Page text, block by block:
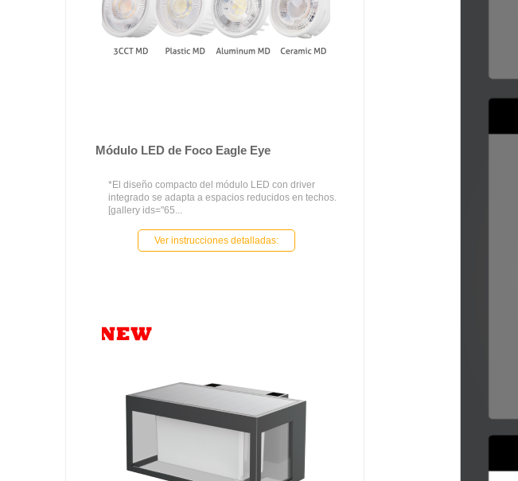
Módulo LED de Foco Eagle Eye
*El diseño compacto del módulo LED con driver
integrado se adapta a espacios reducidos en techos.
[gallery ids="65...
Ver instrucciones detalladas: